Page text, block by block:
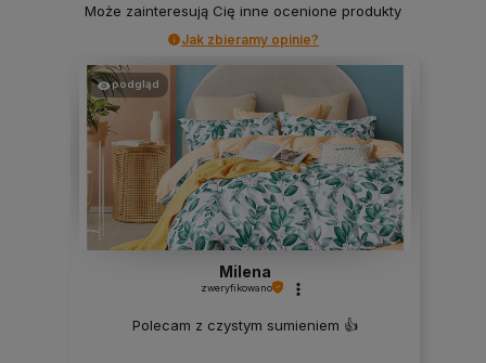
Może zainteresują Cię inne ocenione produkty
Jak zbieramy opinie?
podgląd
Milena
zweryfikowano
Polecam z czystym sumieniem 👍️